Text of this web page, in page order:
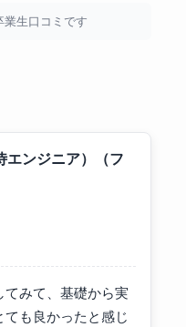
業生口コミです
エンジニア）（フ
てみて、基礎から実
も良かったと感じ